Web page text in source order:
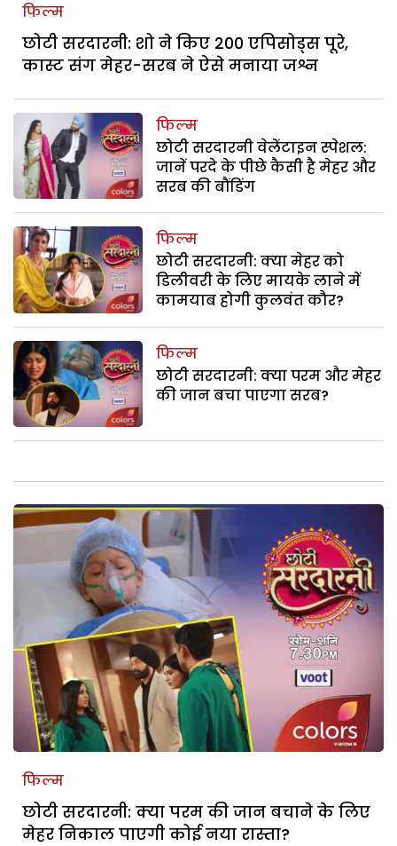
फिल्म
छोटी सरदारनी: शो ने किए 200 एपिसोड्स पूरे,
कास्ट संग मेहर-सरब ने ऐसे मनाया जश्न
फिल्म
छोटी सरदारनी वेलेंटाइन स्पेशल:
जानें परदे के पीछे कैसी है मेहर और
सरब की बौंडिंग
फिल्म
छोटी सरदारनी: क्या मेहर को
डिलीवरी के लिए मायके लाने में
कामयाब होगी कुलवंत कौर?
फिल्म
छोटी सरदारनी: क्या परम और मेहर
की जान बचा पाएगा सरब?
फिल्म
छोटी सरदारनी: क्या परम की जान बचाने के लिए
मेहर निकाल पाएगी कोई नया रास्ता?